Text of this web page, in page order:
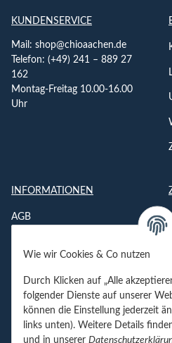
Wie wir Cookies & Co nutzen
Durch Klicken auf „Alle
folgender Dienste auf unserer
können die Einstellung jederzeit
links unten). Weitere Details
und in unserer
KUNDENSERVICE
Mail: shop@chioaachen.de
Telefon: (+49) 241 – 889 27
162
Montag-Freitag 10.00-16.00
Uhr
INFORMATIONEN
AGB
Jobs